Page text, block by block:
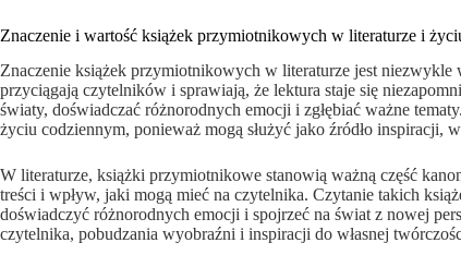
Znaczenie i wartość książek przymiotnikowych w literaturze i
Znaczenie książek przymiotnikowych w literaturze jest
przyciągają czytelników i sprawiają, że lektura staje się
światy, doświadczać różnorodnych emocji i zgłębiać ważne
życiu codziennym, ponieważ mogą służyć jako źródło inspiracji,
W literaturze, książki przymiotnikowe stanowią ważną część
treści i wpływ, jaki mogą mieć na czytelnika. Czytanie takich
doświadczyć różnorodnych emocji i spojrzeć na świat z nowej
czytelnika, pobudzania wyobraźni i inspiracji do własnej